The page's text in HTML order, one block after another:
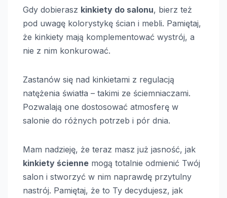
Gdy dobierasz kinkiety do salonu, bierz też
pod uwagę kolorystykę ścian i mebli. Pamiętaj,
że kinkiety mają komplementować wystrój, a
nie z nim konkurować.
Zastanów się nad kinkietami z regulacją
natężenia światła – takimi ze ściemniaczami.
Pozwalają one dostosować atmosferę w
salonie do różnych potrzeb i pór dnia.
Mam nadzieję, że teraz masz już jasność, jak
kinkiety ścienne mogą totalnie odmienić Twój
salon i stworzyć w nim naprawdę przytulny
nastrój. Pamiętaj, że to Ty decydujesz, jak